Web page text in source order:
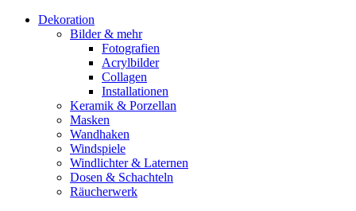
Dekoration
Bilder & mehr
Fotografien
Acrylbilder
Collagen
Installationen
Keramik & Porzellan
Masken
Wandhaken
Windspiele
Windlichter & Laternen
Dosen & Schachteln
Räucherwerk